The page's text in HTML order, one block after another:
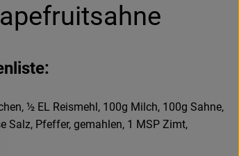
½ EL Reismehl, 100g Milch, 100g Sahne,
Salz, Pfeffer, gemahlen, 1 MSP Zimt,